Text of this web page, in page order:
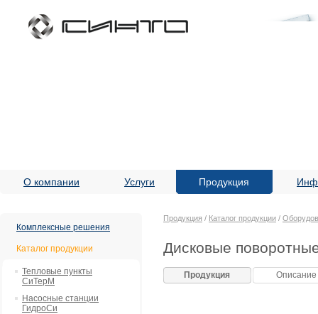
О компании Услуги Продукция
Комплексные решения
Каталог продукции
Тепловые пункты
СиТерМ
Насосные станции
ГидроСи
Продукция / Каталог продукции /
Дисковые
Продукция Описание